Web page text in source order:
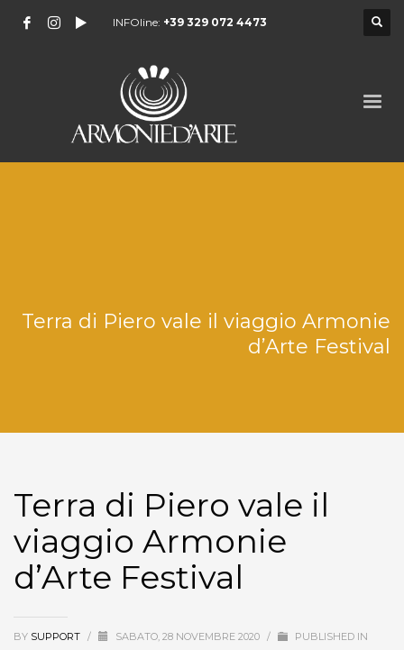
INFOline: +39 329 072 4473
Terra di Piero vale il viaggio Armonie
d’Arte Festival
Terra di Piero vale il
viaggio Armonie
d’Arte Festival
BY SUPPORT / SABATO, 28 NOVEMBRE 2020 / PUBLISHED IN